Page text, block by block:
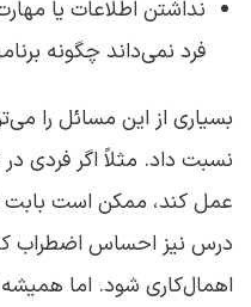
نداشتن اطلاعات یا
فرد نمی‌داند چگونه
بسیاری از این مسائل را
نسبت داد. مثلاً اگر فردی
عمل کند، ممکن است بابت
درس نیز احساس اضطراب
اهمال‌کاری شود. اما